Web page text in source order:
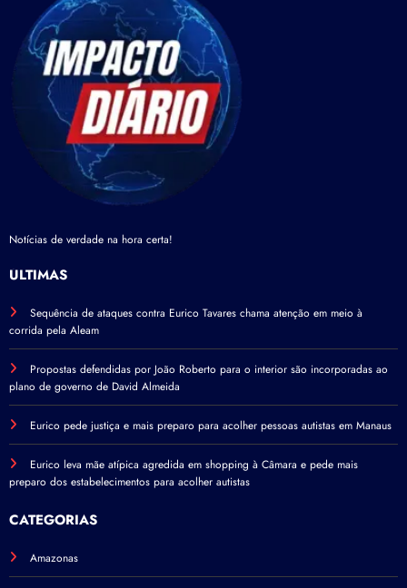
Notícias de verdade na hora certa!
ÚLTIMAS
Sequência de ataques contra Eurico Tavares chama atenção em meio à
corrida pela Aleam
Propostas defendidas por João Roberto para o interior são incorporadas ao
plano de governo de David Almeida
Eurico pede justiça e mais preparo para acolher pessoas autistas em Manaus
Eurico leva mãe atípica agredida em shopping à Câmara e pede mais
preparo dos estabelecimentos para acolher autistas
CATEGORIAS
Amazonas